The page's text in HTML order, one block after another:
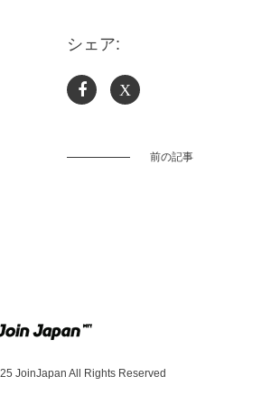
シェア:
X
前の記事
JoinJapan All Rights Reserved